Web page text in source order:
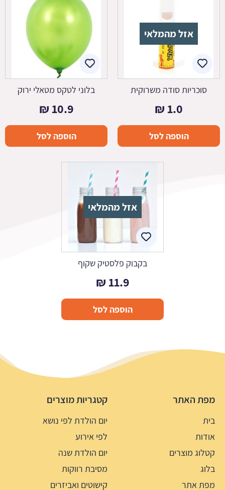
אזל מהמלאי
סוכריות סודה משרוקית
1.0
₪
הוספה לסל
בלוני לטקס מטאלי ירוק
10.9
₪
הוספה לסל
אזל מהמלאי
בקבוק פלסטיק שקוף
11.9
₪
הוספה לסל
מפת האתר
בית
אודות
קטלוג מוצרים
בלוג
מפת אתר
קטגריות מוצרים
יום הולדת לפי נושא
לפי אירוע
יום הולדת שנה
מסיבת רווקות
קישוטים ואביזרים